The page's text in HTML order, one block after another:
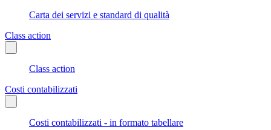
Carta dei servizi e standard di qualità
Class action
Class action
Costi contabilizzati
Costi contabilizzati - in formato tabellare